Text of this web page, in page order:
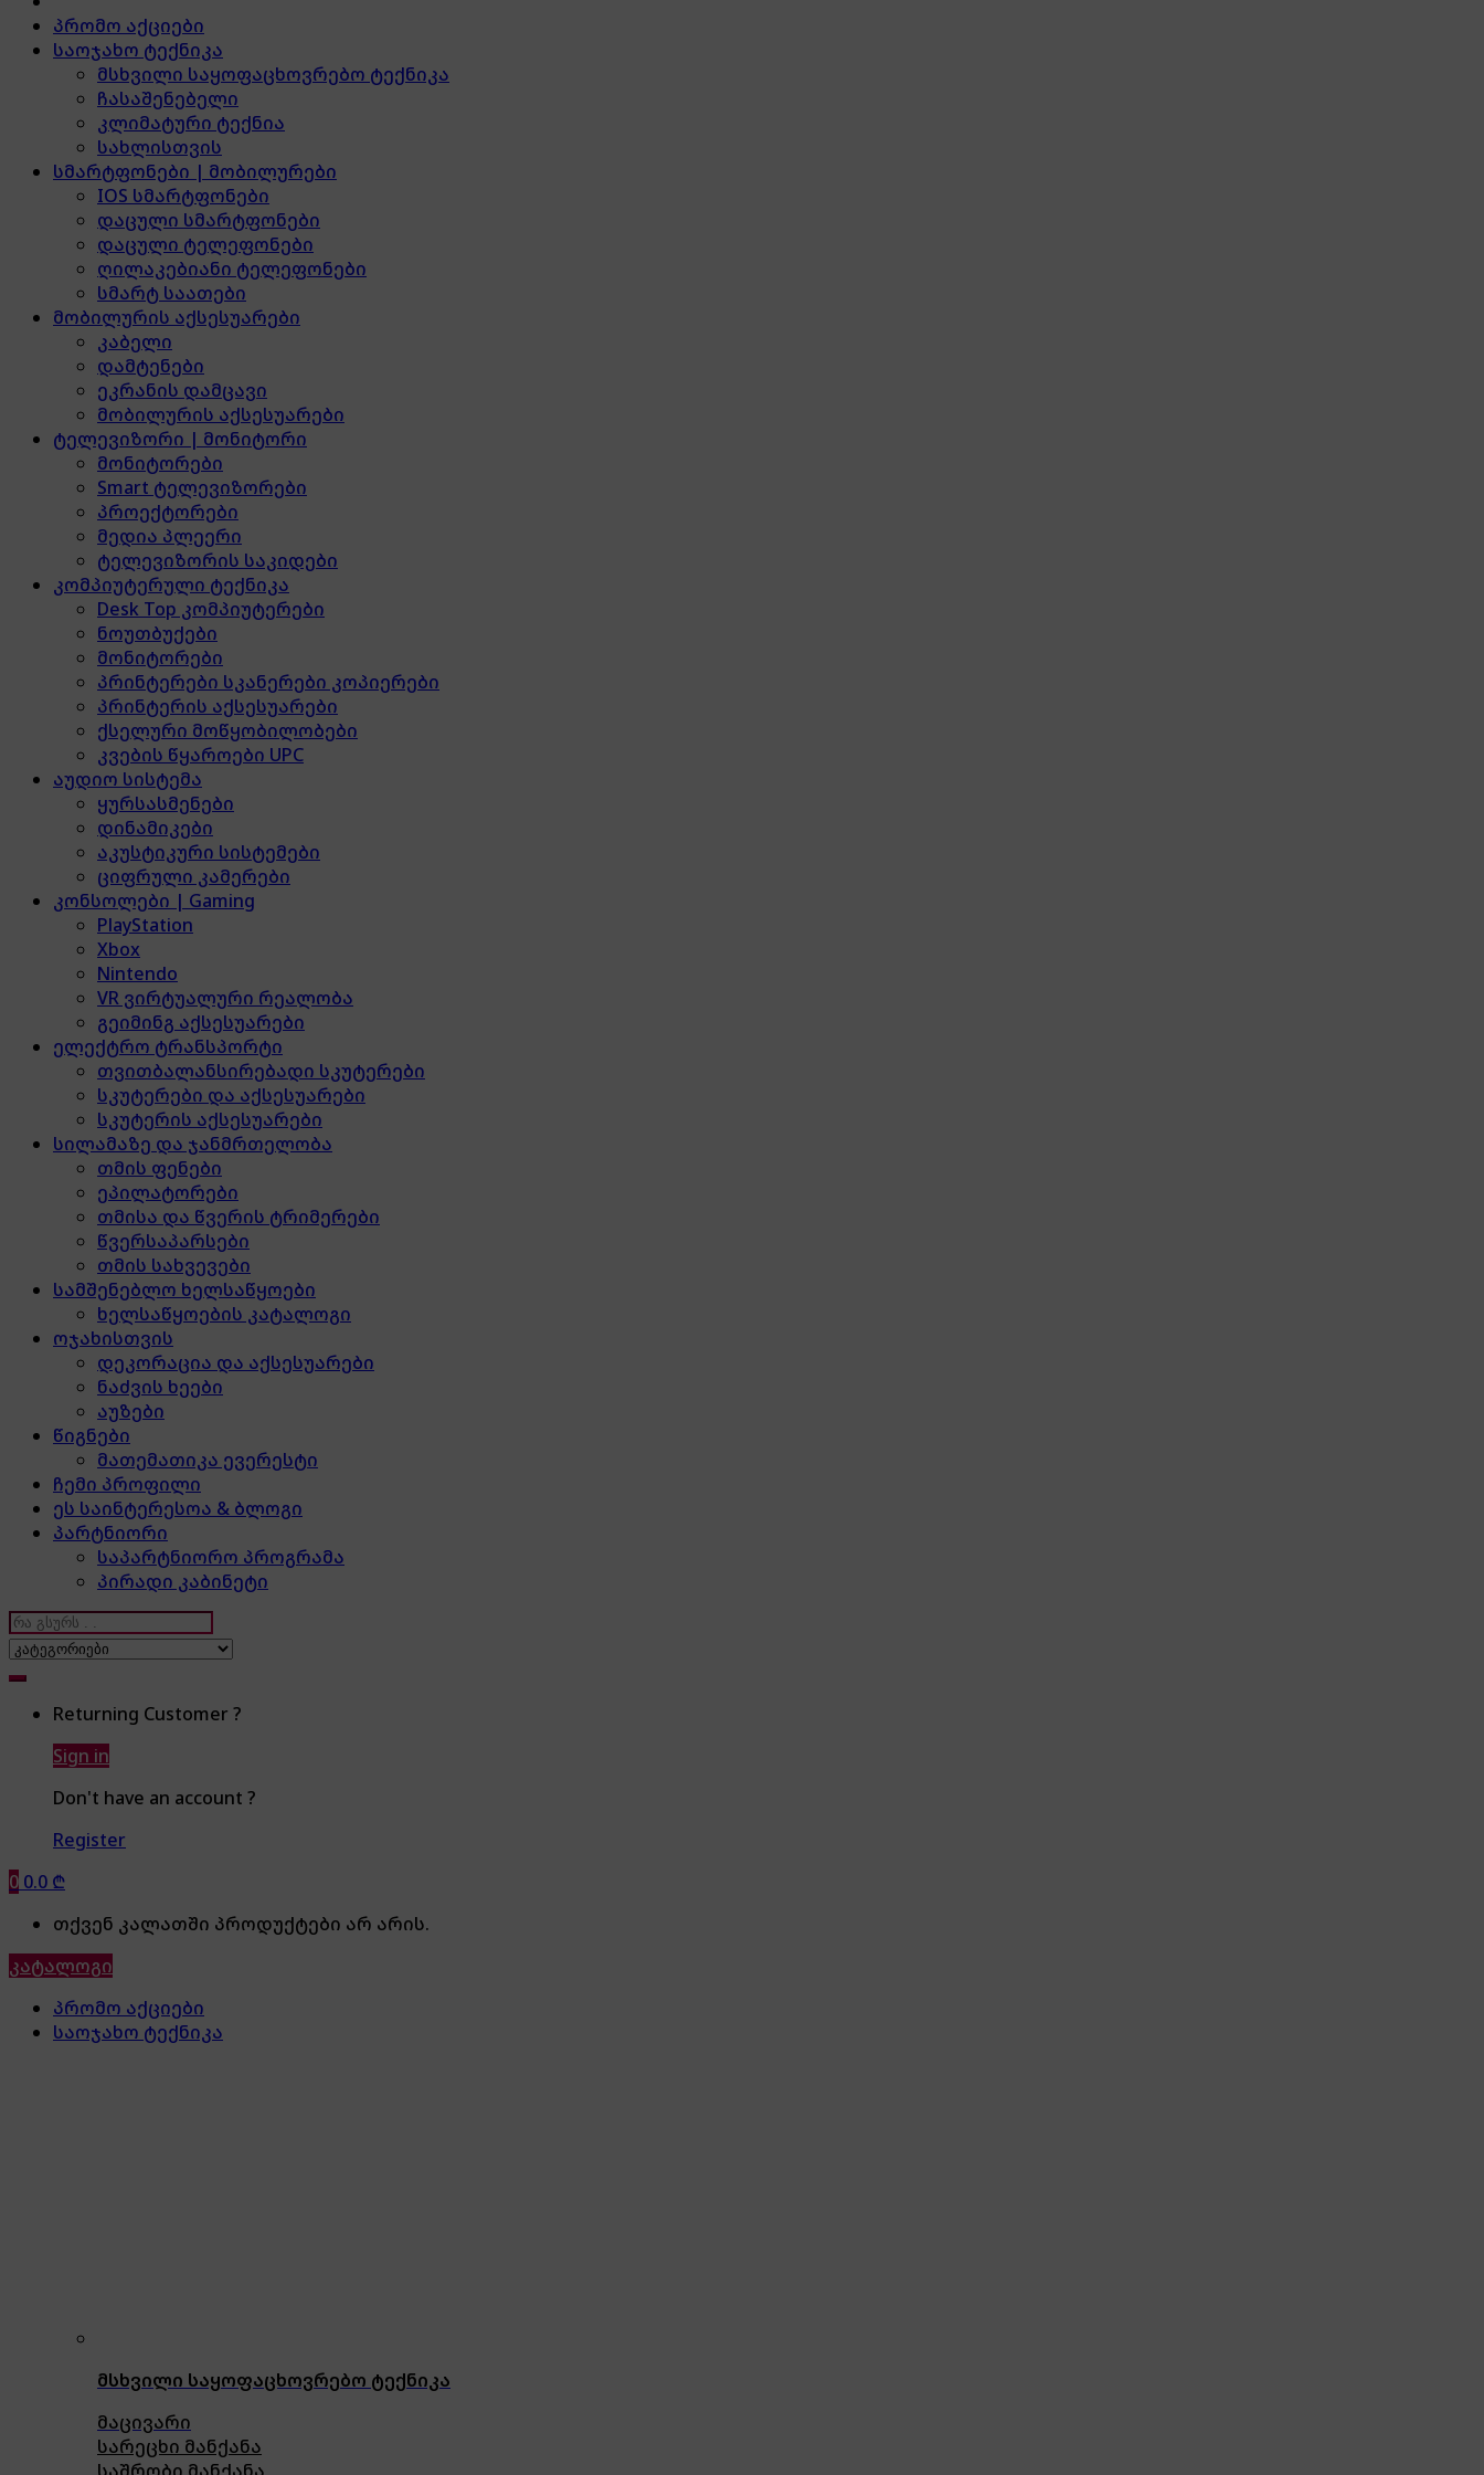
პრომო აქციები
საოჯახო ტექნიკა
მსხვილი საყოფაცხოვრებო ტექნიკა
ჩასაშენებელი
კლიმატური ტექნია
სახლისთვის
სმარტფონები | მობილურები
IOS სმარტფონები
დაცული სმარტფონები
დაცული ტელეფონები
ღილაკებიანი ტელეფონები
სმარტ საათები
მობილურის აქსესუარები
კაბელი
დამტენები
ეკრანის დამცავი
მობილურის აქსესუარები
ტელევიზორი | მონიტორი
მონიტორები
Smart ტელევიზორები
პროექტორები
მედია პლეერი
ტელევიზორის საკიდები
კომპიუტერული ტექნიკა
Desk Top კომპიუტერები
ნოუთბუქები
მონიტორები
პრინტერები სკანერები კოპიერები
პრინტერის აქსესუარები
ქსელური მოწყობილობები
კვების წყაროები UPC
აუდიო სისტემა
ყურსასმენები
დინამიკები
აკუსტიკური სისტემები
ციფრული კამერები
კონსოლები | Gaming
PlayStation
Xbox
Nintendo
VR ვირტუალური რეალობა
გეიმინგ აქსესუარები
ელექტრო ტრანსპორტი
თვითბალანსირებადი სკუტერები
სკუტერები და აქსესუარები
სკუტერის აქსესუარები
სილამაზე და ჯანმრთელობა
თმის ფენები
ეპილატორები
თმისა და წვერის ტრიმერები
წვერსაპარსები
თმის სახვევები
სამშენებლო ხელსაწყოები
ხელსაწყოების კატალოგი
ოჯახისთვის
დეკორაცია და აქსესუარები
ნაძვის ხეები
აუზები
წიგნები
მათემათიკა ევერესტი
ჩემი პროფილი
ეს საინტერესოა & ბლოგი
პარტნიორი
საპარტნიორო პროგრამა
პირადი კაბინეტი
Search
for:
Returning Customer ?
Sign in
Don't have an account ?
Register
0 0.0 ₾
თქვენ კალათში პროდუქტები არ არის.
კატალოგი
პრომო აქციები
საოჯახო ტექნიკა
მსხვილი საყოფაცხოვრებო ტექნიკა
მაცივარი
სარეცხი მანქანა